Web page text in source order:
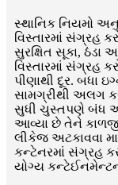
સ્થાનિક નિયમો
વિસ્તારમાં સંગ્રહ
સુરક્ષિત સૂકા, ઠંડા
વિસ્તારમાં સંગ્રહ
પીણાથી દૂર. બધા
સામગ્રીથી અલગ
સુધી ચુસ્તપણે બંધ
આવ્યા છે તેને
લીકેજ અટકાવવા
કન્ટેનરમાં સંગ્રહ
યોગ્ય